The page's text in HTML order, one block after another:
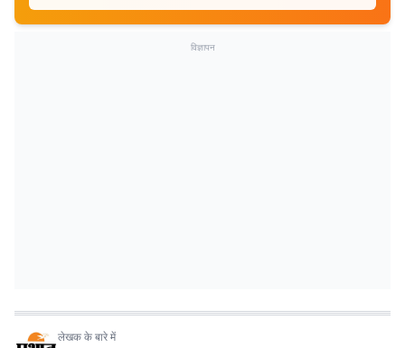
विज्ञापन
लेखक के बारे में